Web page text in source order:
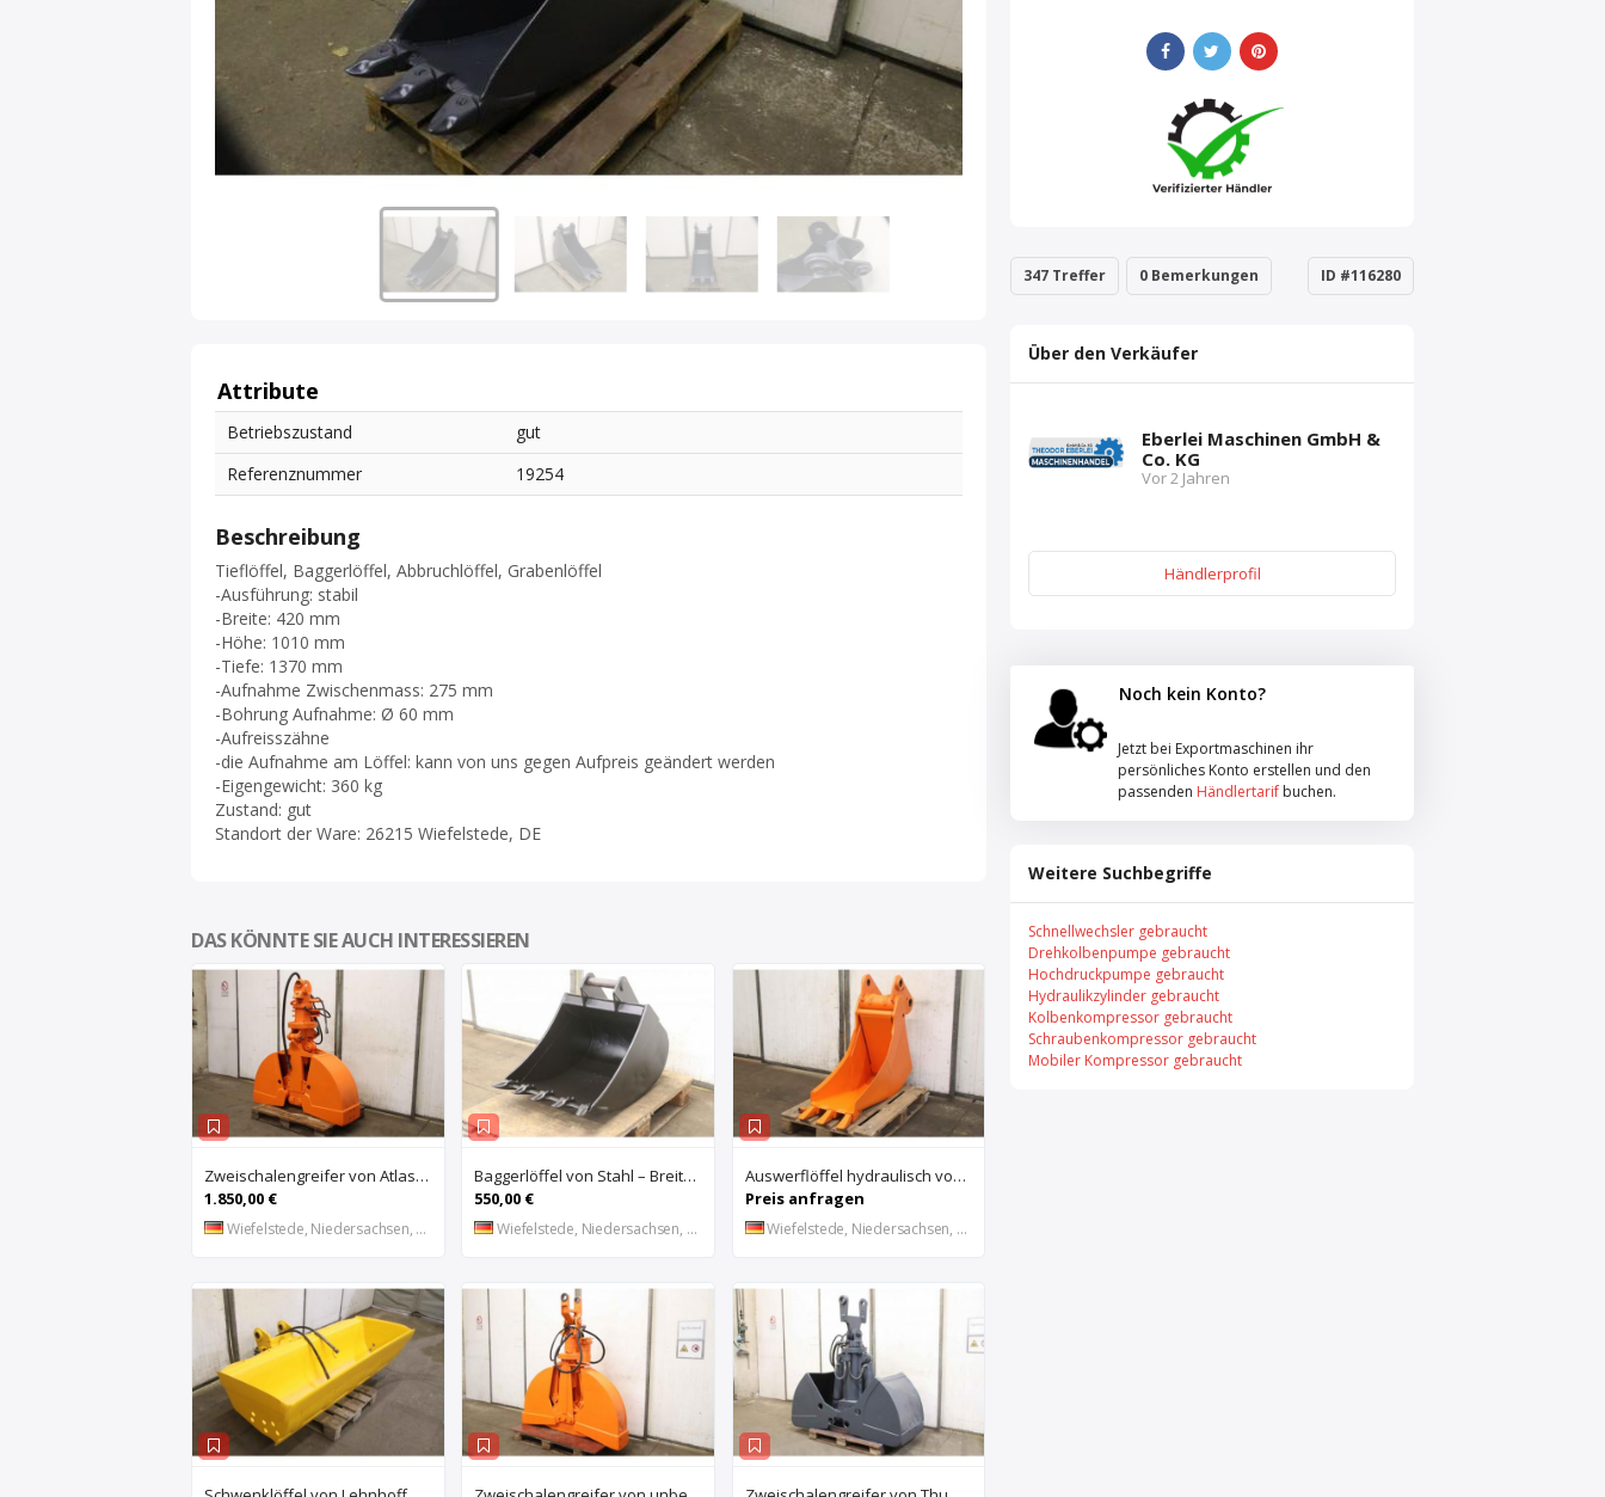
Attribute
Betriebszustand
gut
Referenznummer
19254
Beschreibung
Tieflöffel, Baggerlöffel, Abbruchlöffel, Grabenlöffel
-Ausführung: stabil
-Breite: 420 mm
-Höhe: 1010 mm
-Tiefe: 1370 mm
-Aufnahme Zwischenmass: 275 mm
-Bohrung Aufnahme: Ø 60 mm
-Aufreisszähne
-die Aufnahme am Löffel: kann von uns gegen Aufpreis geändert werden
-Eigengewicht: 360 kg
Zustand: gut
Standort der Ware: 26215 Wiefelstede, DE
DAS KÖNNTE SIE AUCH INTERESSIEREN
Zweischalengreifer von Atlas – Breite 40 cm
1.850,00 €
Wiefelstede, Niedersachsen, DE
Baggerlöffel von Stahl – Breite 60 cm
550,00 €
Wiefelstede, Niedersachsen, DE
Auswerflöffel hydraulisch von Stahl – Breite 40 cm
Preis anfragen
Wiefelstede, Niedersachsen, DE
347 Treffer 0 Bemerkungen ID #116280
Über den Verkäufer
Eberlei Maschinen GmbH &
Co. KG
Vor 2 Jahren
Händlerprofil
Noch kein Konto?
Jetzt bei Exportmaschinen ihr
persönliches Konto erstellen und den
passenden Händlertarif buchen.
Weitere Suchbegriffe
Schnellwechsler gebraucht
Drehkolbenpumpe gebraucht
Hochdruckpumpe gebraucht
Hydraulikzylinder gebraucht
Kolbenkompressor gebraucht
Schraubenkompressor gebraucht
Mobiler Kompressor gebraucht